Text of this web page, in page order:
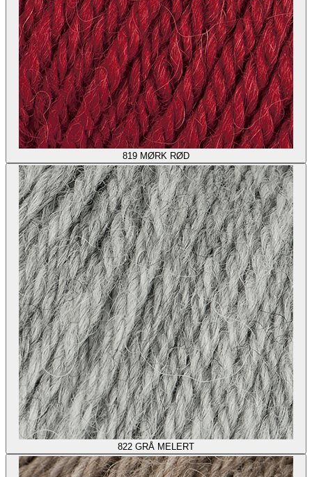
819 MØRK RØD
822 GRÅ MELERT